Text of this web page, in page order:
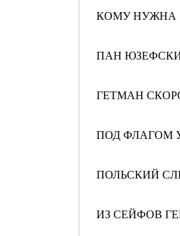
КОМУ НУЖНА
ПАН
ГЕТМАН
ПОД ФЛАГОМ
ПОЛЬСКИЙ
ИЗ СЕЙФОВ